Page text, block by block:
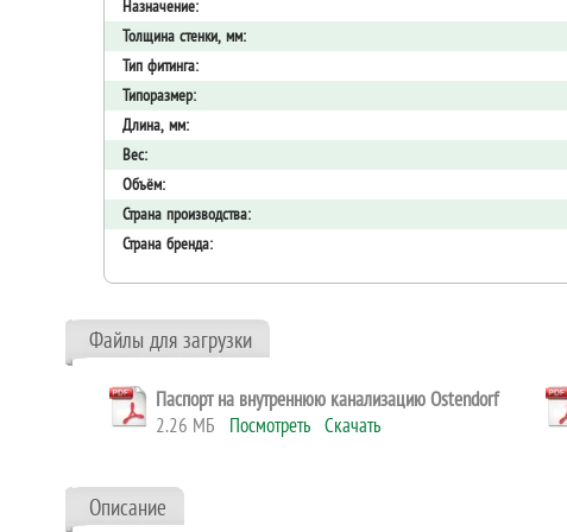
Назначение:
Толщина стенки, мм:
Тип фитинга:
Типоразмер:
Длина, мм:
Вес:
Объём:
Страна производства:
Страна бренда:
Файлы для загрузки
Паспорт на внутреннюю канализацию Ostendorf
2.26 МБ Посмотреть Скачать
Описание